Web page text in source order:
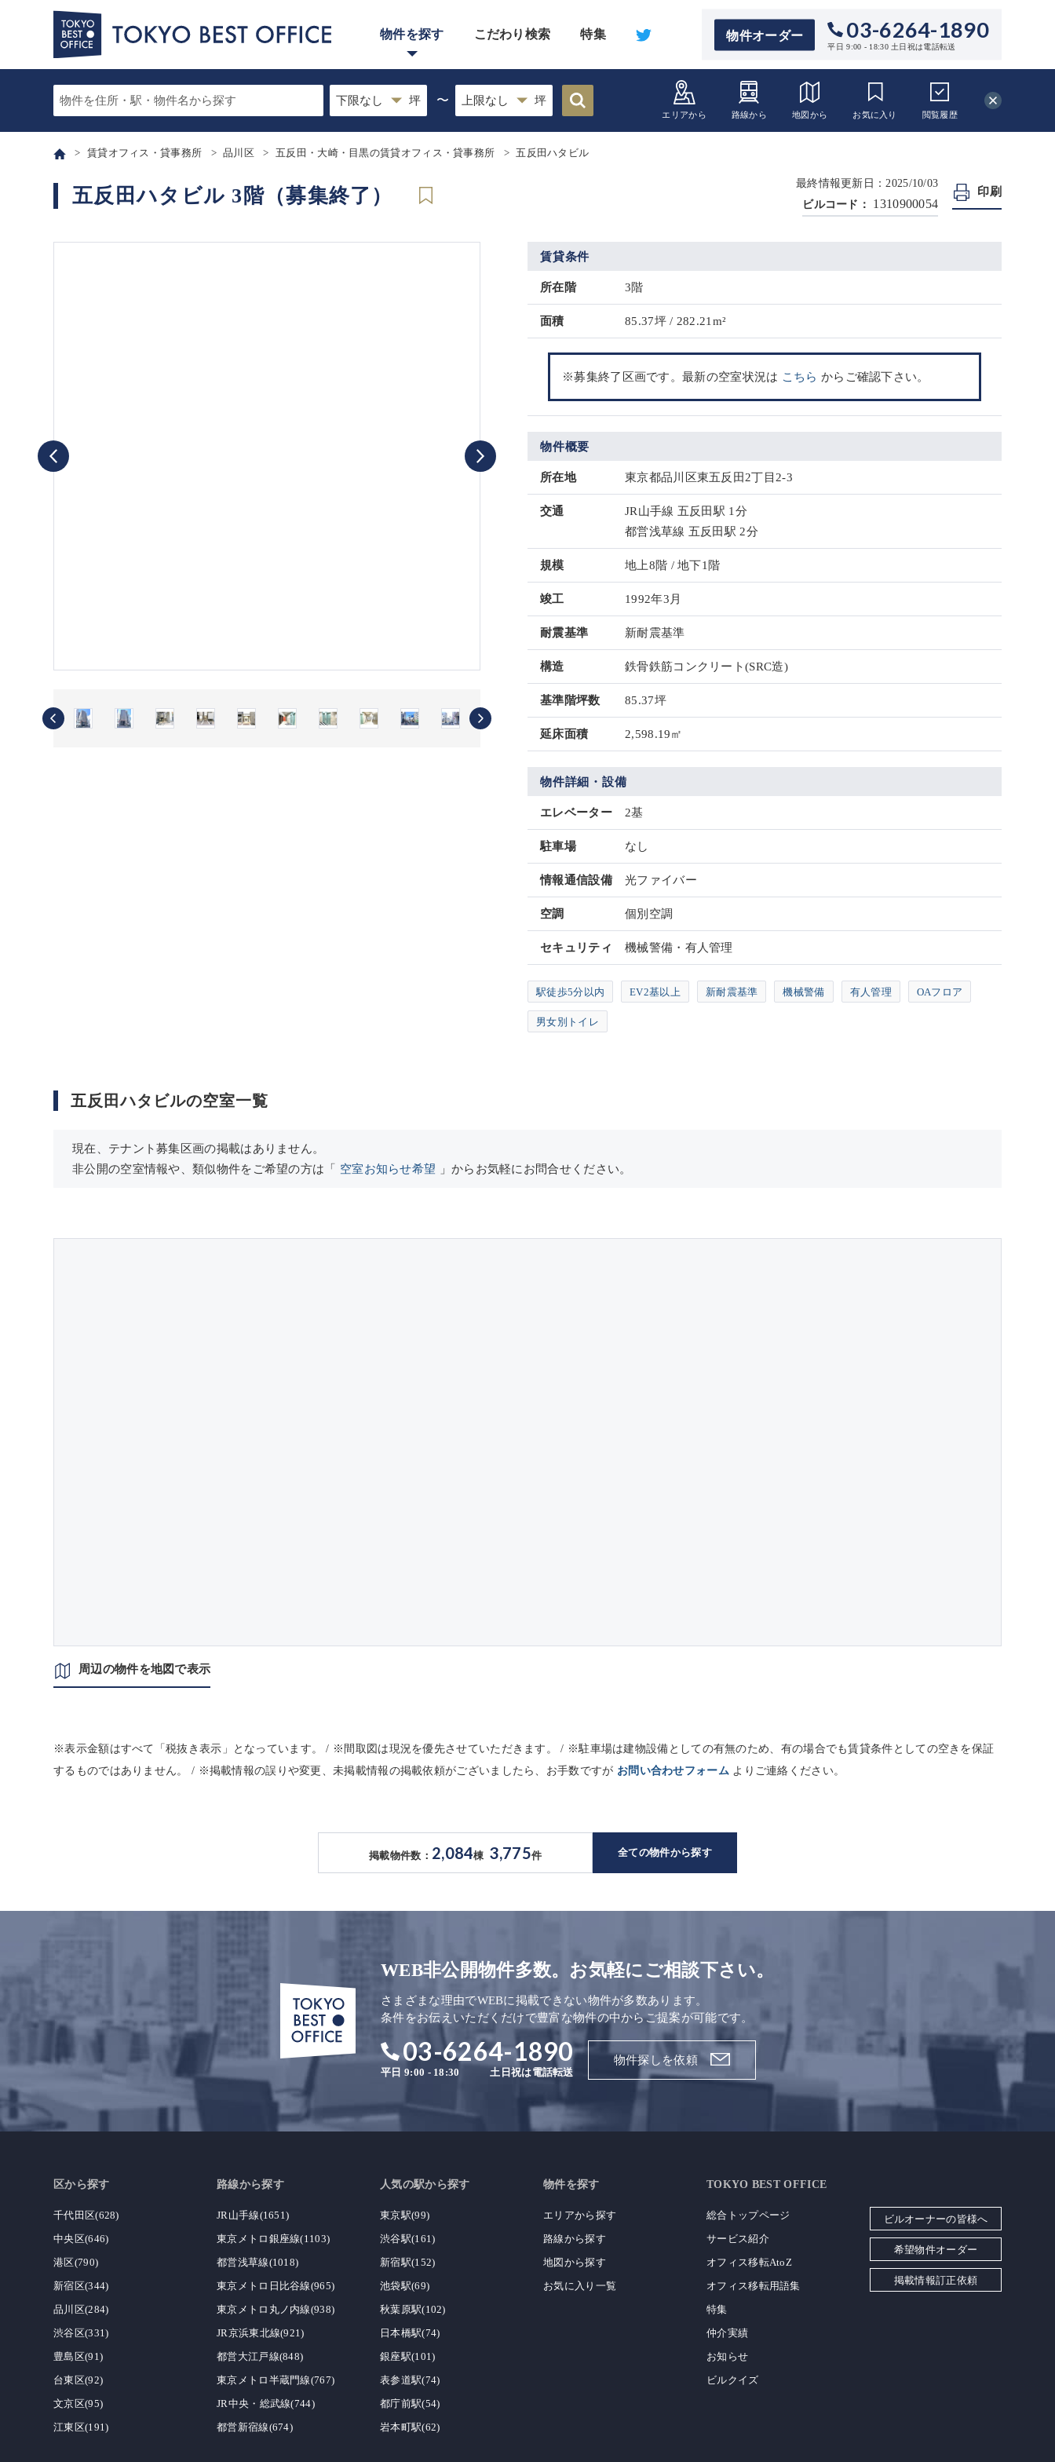
物件オーダー 03-6264-1890
平日 9:00 - 18:30 土日祝は電話転送
物件を探す こだわり検索 特集
エリアから 路線から 地図から お気に入り 閲覧履歴
〜
賃貸オフィス・貸事務所 品川区 五反田・大崎・目黒の賃貸オフィス・貸事務所 五反田ハタビル
五反田ハタビル 3階（募集終了）
最終情報更新日：2025/10/03
ビルコード：
1310900054
印刷
賃貸条件
所在階 3階
面積 85.37坪 / 282.21m²
※募集終了区画です。最新の空室状況は こちら からご確認下さい。
物件概要
所在地 東京都品川区東五反田2丁目2-3
交通
JR山手線 五反田駅 1分
都営浅草線 五反田駅 2分
規模 地上8階 / 地下1階
竣工 1992年3月
耐震基準 新耐震基準
構造 鉄骨鉄筋コンクリート(SRC造)
基準階坪数 85.37坪
延床面積 2,598.19㎡
物件詳細・設備
エレベーター 2基
駐車場 なし
情報通信設備 光ファイバー
空調 個別空調
セキュリティ 機械警備・有人管理
駅徒歩5分以内 EV2基以上 新耐震基準 機械警備 有人管理 OAフロア
男女別トイレ
五反田ハタビルの空室一覧
現在、テナント募集区画の掲載はありません。
非公開の空室情報や、類似物件をご希望の方は「 空室お知らせ希望 」からお気軽にお問合せください。
周辺の物件を地図で表示
※表示金額はすべて「税抜き表示」となっています。 / ※間取図は現況を優先させていただきます。 / ※駐車場は建物設備としての有無のため、有の場合でも賃貸条件としての空きを保証
するものではありません。 / ※掲載情報の誤りや変更、未掲載情報の掲載依頼がございましたら、お手数ですが お問い合わせフォーム よりご連絡ください。
掲載物件数： 2,084棟 3,775件 全ての物件から探す
WEB非公開物件多数。お気軽にご相談下さい。
さまざまな理由でWEBに掲載できない物件が多数あります。
条件をお伝えいただくだけで豊富な物件の中からご提案が可能です。
03-6264-1890
平日 9:00 - 18:30 土日祝は電話転送
物件探しを依頼
区から探す
千代田区(628)
中央区(646)
港区(790)
新宿区(344)
品川区(284)
渋谷区(331)
豊島区(91)
台東区(92)
文京区(95)
江東区(191)
路線から探す
JR山手線(1651)
東京メトロ銀座線(1103)
都営浅草線(1018)
東京メトロ日比谷線(965)
東京メトロ丸ノ内線(938)
JR京浜東北線(921)
都営大江戸線(848)
東京メトロ半蔵門線(767)
JR中央・総武線(744)
都営新宿線(674)
人気の駅から探す
東京駅(99)
渋谷駅(161)
新宿駅(152)
池袋駅(69)
秋葉原駅(102)
日本橋駅(74)
銀座駅(101)
表参道駅(74)
都庁前駅(54)
岩本町駅(62)
物件を探す
エリアから探す
路線から探す
地図から探す
お気に入り一覧
TOKYO BEST OFFICE
総合トップページ
サービス紹介
オフィス移転AtoZ
オフィス移転用語集
特集
仲介実績
お知らせ
ビルクイズ
ビルオーナーの皆様へ
希望物件オーダー
掲載情報訂正依頼